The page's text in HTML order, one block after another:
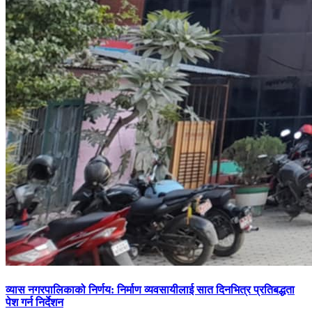
व्यास नगरपालिकाको निर्णय: निर्माण व्यवसायीलाई सात दिनभित्र प्रतिबद्धता
पेश गर्न निर्देशन